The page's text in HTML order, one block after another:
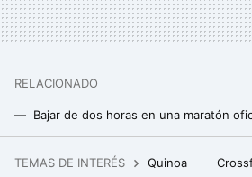
RELACIONADO
TEMAS DE INTERÉS Quinoa